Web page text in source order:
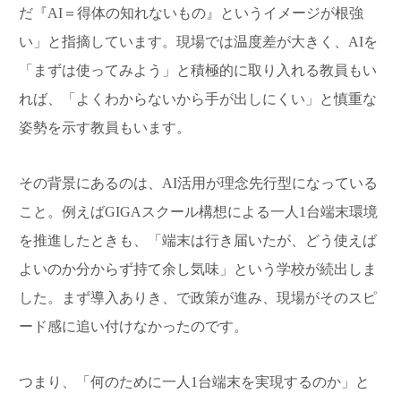
だ『AI＝得体の知れないもの』というイメージが根強
い」と指摘しています。現場では温度差が大きく、AIを
「まずは使ってみよう」と積極的に取り入れる教員もい
れば、「よくわからないから手が出しにくい」と慎重な
姿勢を示す教員もいます。
その背景にあるのは、AI活用が理念先行型になっている
こと。例えばGIGAスクール構想による一人1台端末環境
を推進したときも、「端末は行き届いたが、どう使えば
よいのか分からず持て余し気味」という学校が続出しま
した。まず導入ありき、で政策が進み、現場がそのスピ
ード感に追い付けなかったのです。
つまり、「何のために一人1台端末を実現するのか」と